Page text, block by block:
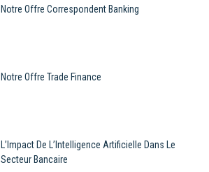
Notre Offre Correspondent Banking
Notre Offre Trade Finance
L’Impact De L’Intelligence Artificielle Dans Le
Secteur Bancaire